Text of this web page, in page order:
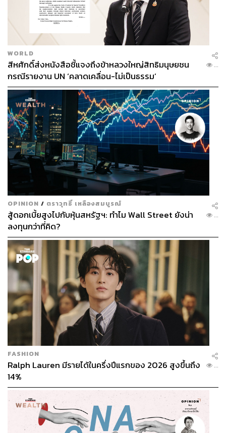
WORLD
สีหศักดิ์ส่งหนังสือชี้แจงถึงข้าหลวงใหญ่สิทธิมนุษยชน
กรณีรายงาน UN ‘คลาดเคลื่อน-ไม่เป็นธรรม’
...
OPINION / ตราวุทธิ์ เหลืองสมบูรณ์
สู้ดอกเบี้ยสูงไปกับหุ้นสหรัฐฯ: ทำไม Wall Street ยังน่า
ลงทุนกว่าที่คิด?
...
FASHION
Ralph Lauren มีรายได้ในครึ่งปีแรกของ 2026 สูงขึ้นถึง
14%
...